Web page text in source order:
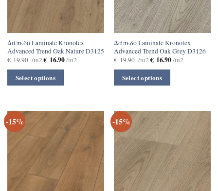
Δάπεδο Laminate Kronotex
Advanced Trend Oak Nature D3125
€19.90 /m2€16.90/m2
Select options
Δάπεδο Laminate Kronotex
Advanced Trend Oak Grey D3126
€19.90 /m2€16.90/m2
Select options
-15% -15%